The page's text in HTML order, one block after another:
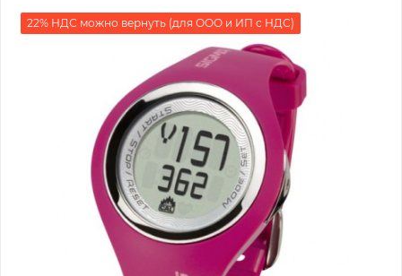
22% НДС можно вернуть (для ООО и ИП с НДС)